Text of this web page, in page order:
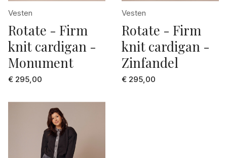
donker groen
ecru
geel
geel dessin
goud
2
24
25
26
27
28
29
Vesten
Rotate - Firm
knit cardigan -
Monument
€ 295,00
Vesten
Rotate - Firm
knit cardigan -
Zinfandel
€ 295,00